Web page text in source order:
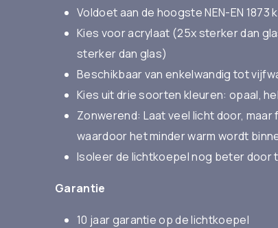
Voldoet aan de hoogste NEN-EN 1873
Kies voor acrylaat (25x sterker dan
sterker dan glas)
Beschikbaar van enkelwandig tot
Kies uit drie soorten kleuren: opaal,
Zonwerend: Laat veel licht door,
waardoor het minder warm wordt
Isoleer de lichtkoepel nog beter door
Garantie
10 jaar garantie op de lichtkoepel